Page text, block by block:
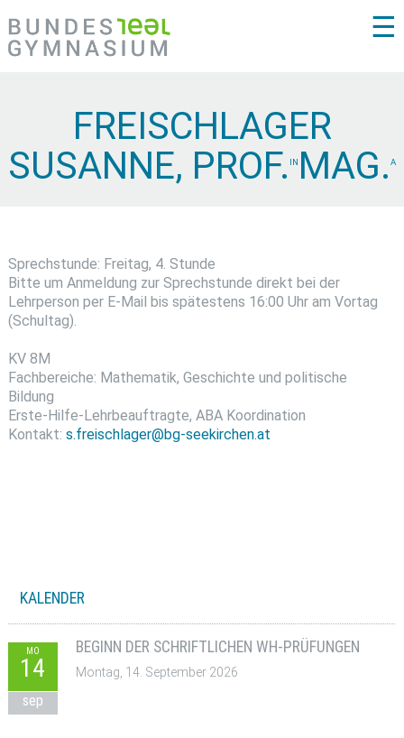
☰
FREISCHLAGER
SUSANNE, PROF. IN MAG. A
Sprechstunde: Freitag, 4. Stunde
Bitte um Anmeldung zur Sprechstunde direkt bei der
Lehrperson per E-Mail bis spätestens 16:00 Uhr am Vortag
(Schultag).
KV 8M
Fachbereiche: Mathematik, Geschichte und politische
Bildung
Erste-Hilfe-Lehrbeauftragte, ABA Koordination
Kontakt: s.freischlager@bg-seekirchen.at
KALENDER
MO
14
sep
BEGINN DER SCHRIFTLICHEN WH-PRÜFUNGEN
Montag, 14. September 2026